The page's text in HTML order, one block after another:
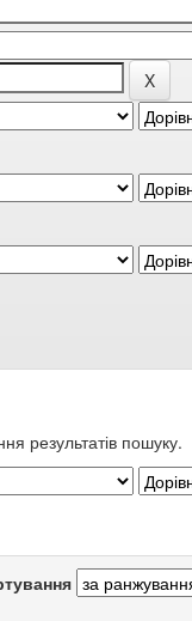
результатів пошуку.